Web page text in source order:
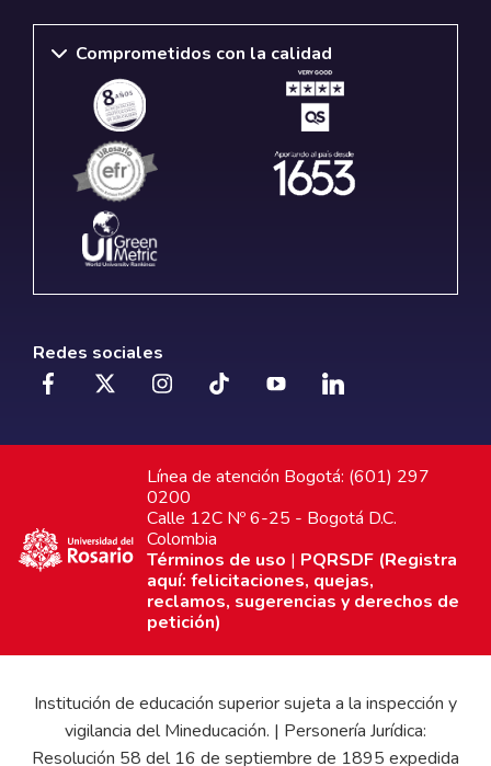
Comprometidos con la calidad
Redes sociales
Línea de atención Bogotá: (601) 297
0200
Calle 12C Nº 6-25 - Bogotá D.C.
Colombia
Términos de uso | PQRSDF (Registra
aquí: felicitaciones, quejas,
reclamos, sugerencias y derechos de
petición)
Institución de educación superior sujeta a la inspección y
vigilancia del Mineducación. | Personería Jurídica:
Resolución 58 del 16 de septiembre de 1895 expedida